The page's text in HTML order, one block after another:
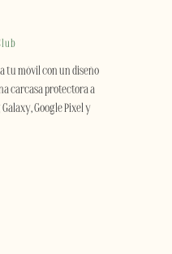
tu móvil con un diseño
carcasa protectora a
Google Pixel y